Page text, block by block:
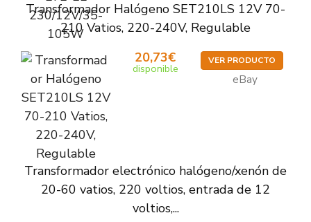
Transformador Halógeno SET210LS 12V 70-
210 Vatios, 220-240V, Regulable
20,73€
disponible
VER PRODUCTO
eBay
Transformador electrónico halógeno/xenón de
20-60 vatios, 220 voltios, entrada de 12
voltios,...